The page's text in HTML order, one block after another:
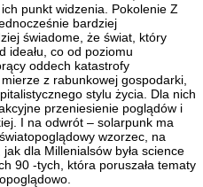
punkt widzenia. Pokolenie Z
bardziej
świadome, że świat, który
ideału, co od poziomu
oddech katastrofy
z rabunkowej gospodarki,
stylu życia. Dla nich
przeniesienie poglądów i
I na odwrót – solarpunk ma
wzorzec, na
dla Millenialsów była science
90 -tych, która poruszała tematy